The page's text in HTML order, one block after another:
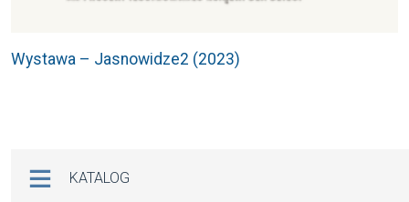
Wystawa – Jasnowidze2 (2023)
KATALOG